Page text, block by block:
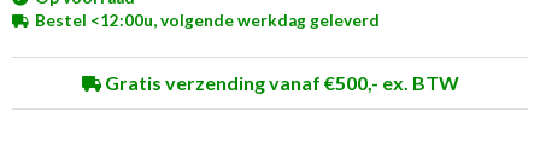
Bestel <12:00u, volgende werkdag geleverd
Gratis verzending vanaf €500,- ex. BTW